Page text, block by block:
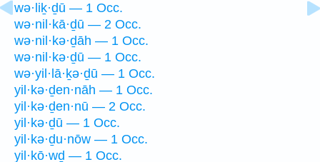
wə·liḵ·ḏū — 1 Occ.
wə·nil·kā·ḏū — 2 Occ.
wə·nil·kə·ḏāh — 1 Occ.
wə·nil·kə·ḏū — 1 Occ.
wə·yil·lā·ḵə·ḏū — 1 Occ.
yil·kə·ḏen·nāh — 1 Occ.
yil·kə·ḏen·nū — 2 Occ.
yil·kə·ḏū — 1 Occ.
yil·kə·ḏu·nōw — 1 Occ.
yil·kō·wḏ — 1 Occ.